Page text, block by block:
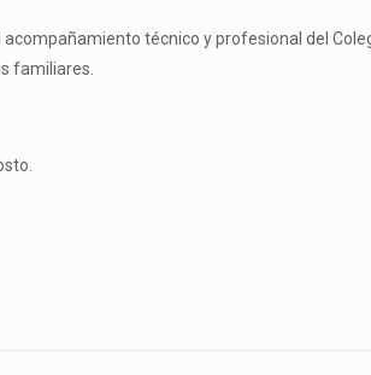
técnico y profesional del
familiares.